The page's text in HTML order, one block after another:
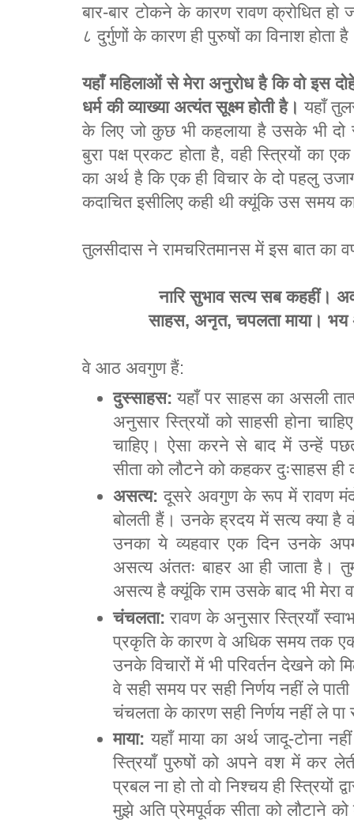
बार-बार टोकने के कारण रावण क्रोधित हो
८ दुर्गुणों के कारण ही पुरुषों का विनाश होता
यहाँ महिलाओं से मेरा अनुरोध है कि वो इस
धर्म की व्याख्या अत्यंत सूक्ष्म होती है। यहाँ
के लिए जो कुछ भी कहलाया है उसके भी
बुरा पक्ष प्रकट होता है, वही स्त्रियों का
का अर्थ है कि एक ही विचार के दो पहलु
कदाचित इसीलिए कही थी क्यूंकि उस समय
तुलसीदास ने रामचरितमानस में इस बात का
नारि सुभाव सत्य सब कहहीं।
साहस, अनृत, चपलता माया।
वे आठ अवगुण हैं:
दुस्साहस: यहाँ पर साहस का असली
अनुसार स्त्रियों को साहसी होना
चाहिए। ऐसा करने से बाद में उन्हें
सीता को लौटने को कहकर दुःसाहस ही
असत्य:दूसरे अवगुण के रूप में रावण
बोलती हैं। उनके ह्रदय में सत्य क्या है
उनका ये व्यहवार एक दिन उनके
असत्य अंततः बाहर आ ही जाता है।
असत्य है क्यूंकि राम उसके बाद भी
चंचलता: रावण के अनुसार स्त्रियाँ
प्रकृति के कारण वे अधिक समय तक
उनके विचारों में भी परिवर्तन देखने को
वे सही समय पर सही निर्णय नहीं ले
चंचलता के कारण सही निर्णय नहीं ले पा
माया:यहाँ माया का अर्थ जादू-टोना
स्त्रियाँ पुरुषों को अपने वश में कर
प्रबल ना हो तो वो निश्चय ही स्त्रियों
मुझे अति प्रेमपूर्वक सीता को लौटाने को